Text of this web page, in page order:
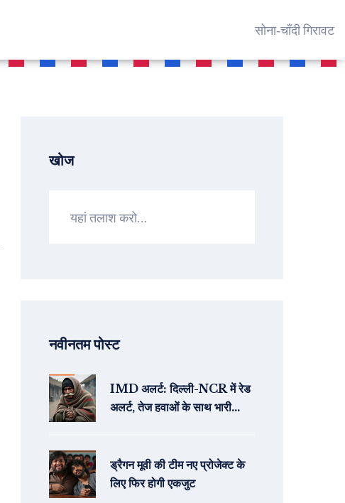
सोना‑चाँदी गिरावट
खोज
नवीनतम पोस्ट
IMD अलर्ट: दिल्ली-NCR में रेड
अलर्ट, तेज हवाओं के साथ भारी
ड्रैगन मूवी की टीम नए प्रोजेक्ट के
लिए फिर होगी एकजुट